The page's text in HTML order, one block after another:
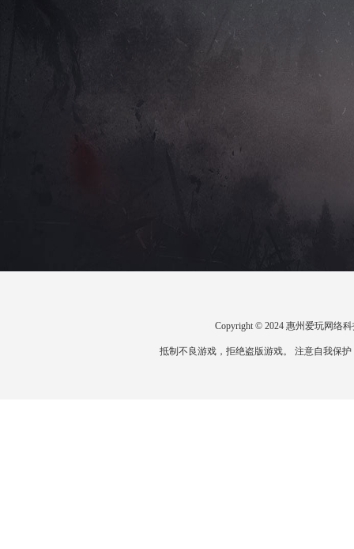
Copyright © 2024 惠州爱玩网络
抵制不良游戏，拒绝盗版游戏。 注意自我保